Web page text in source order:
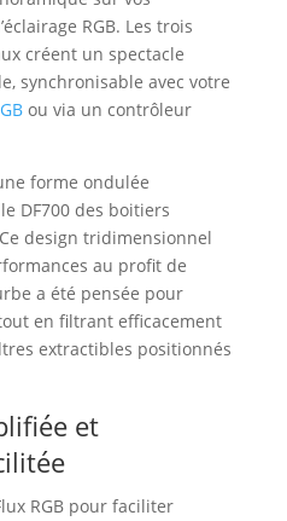
RGB. Les trois
créent un spectacle
synchronisable avec votre
ou via un contrôleur
forme ondulée
DF700 des boitiers
design tridimensionnel
au profit de
a été pensée pour
en filtrant efficacement
extractibles positionnés
et
RGB pour faciliter